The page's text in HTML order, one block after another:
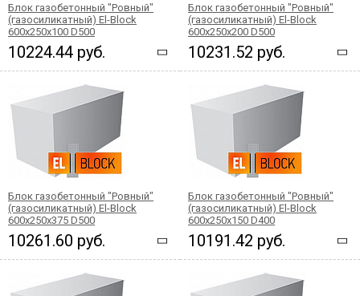
Блок газобетонный "Ровный"
(газосиликатный) El-Block
600х250х100 D500
10224.44 руб.
Блок газобетонный "Ровный"
(газосиликатный) El-Block
600х250х200 D500
10231.52 руб.
Блок газобетонный "Ровный"
(газосиликатный) El-Block
600х250х375 D500
10261.60 руб.
Блок газобетонный "Ровный"
(газосиликатный) El-Block
600х250х150 D400
10191.42 руб.